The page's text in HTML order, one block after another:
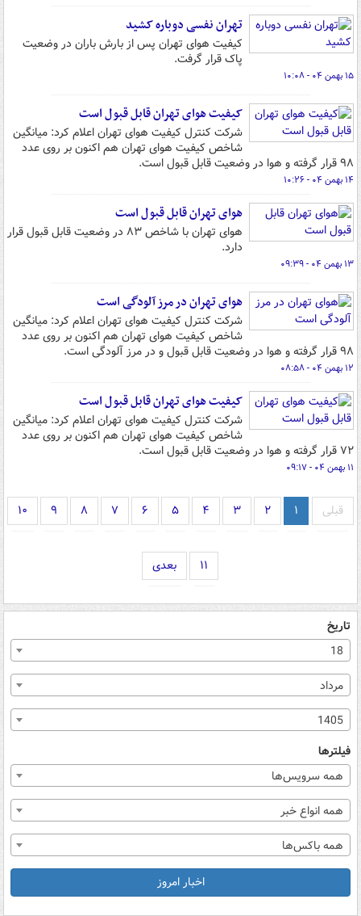
تهران نفسی دوباره کشید
کیفیت هوای تهران پس از بارش باران در وضعیت
پاک قرار گرفت.
۱۵ بهمن ۰۴ - ۱۰:۰۸
کیفیت هوای تهران قابل قبول است
شرکت کنترل کیفیت هوای تهران اعلام کرد: میانگین
شاخص کیفیت هوای تهران هم اکنون بر روی عدد
۹۸ قرار گرفته و هوا در وضعیت قابل قبول است.
۱۴ بهمن ۰۴ - ۱۰:۲۶
هوای تهران قابل قبول است
هوای تهران با شاخص ۸۳ در وضعیت قابل قبول قرار
دارد.
۱۳ بهمن ۰۴ - ۰۹:۳۹
هوای تهران در مرز آلودگی است
شرکت کنترل کیفیت هوای تهران اعلام کرد: میانگین
شاخص کیفیت هوای تهران هم اکنون بر روی عدد
۹۸ قرار گرفته و هوا در وضعیت قابل قبول و در مرز آلودگی است.
۱۲ بهمن ۰۴ - ۰۸:۵۸
کیفیت هوای تهران قابل قبول است
شرکت کنترل کیفیت هوای تهران اعلام کرد: میانگین
شاخص کیفیت هوای تهران هم اکنون بر روی عدد
۷۲ قرار گرفته و هوا در وضعیت قابل قبول است.
۱۱ بهمن ۰۴ - ۰۹:۱۷
قبلی ۱ ۲ ۳ ۴ ۵ ۶ ۷ ۸ ۹ ۱۰
۱۱ بعدی
تاریخ
18
مرداد
1405
فیلترها
همه سرویس‌ها
همه انواع خبر
همه باکس‌ها
اخبار امروز